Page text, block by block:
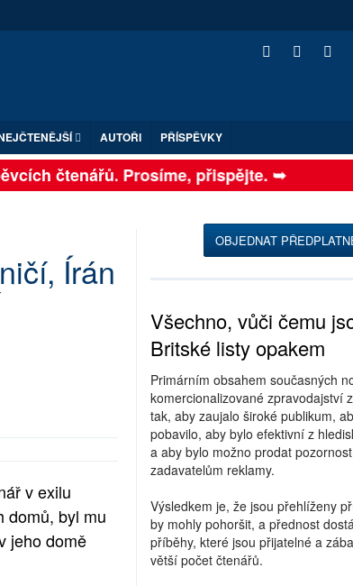
AUTOŘI PŘÍSPĚVKY
čtenářů. Prosíme, přispějte. ➥
Írán
v exilu
domů, byl mu
jeho domě
OBJEDNAT
Všechno, vůči čemu
Britské listy opakem
Primárním obsahem současných
komercionalizované zpravodajství
tak, aby zaujalo široké publikum,
pobavilo, aby bylo efektivní z
a aby bylo možno prodat
zadavatelům reklamy.
Výsledkem je, že jsou přehlíženy
by mohly pohoršit, a přednost
příběhy, které jsou přijatelné a
větší počet čtenářů.